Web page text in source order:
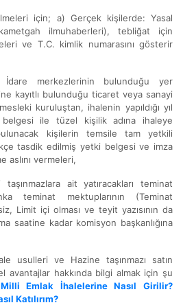
için; a) Gerçek kişilerde: Yasal
ilmuhaberleri), tebliğat için
ve T.C. kimlik numarasını gösterir
merkezlerinin bulunduğu yer
kayıtlı bulunduğu ticaret veya sanayi
kuruluştan, ihalenin yapıldığı yıl
belgesi ile tüzel kişilik adına ihaleye
kişilerin temsile tam yetkili
tasdik edilmiş yetki belgesi ve imza
aslını vermeleri,
ait yatıracakları teminat
teminat mektuplarının (Teminat
Limit içi olması ve teyit yazısının da
saatine kadar komisyon başkanlığına
usulleri ve Hazine taşınmazı satın
avantajlar hakkında bilgi almak için şu
Milli Emlak İhalelerine Nasıl Girilir?
Katılırım?